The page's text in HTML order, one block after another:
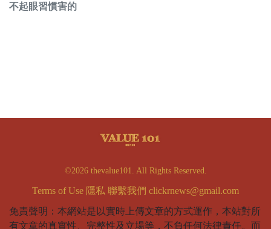
不起眼習慣害的
©2026 thevalue101. All Rights Reserved.
Terms of Use 隱私 聯繫我們 clickrnews@gmail.com
免責聲明：本網站是以實時上傳文章的方式運作，本站對所
有文章的真實性、完整性及立場等，不負任何法律責任。而